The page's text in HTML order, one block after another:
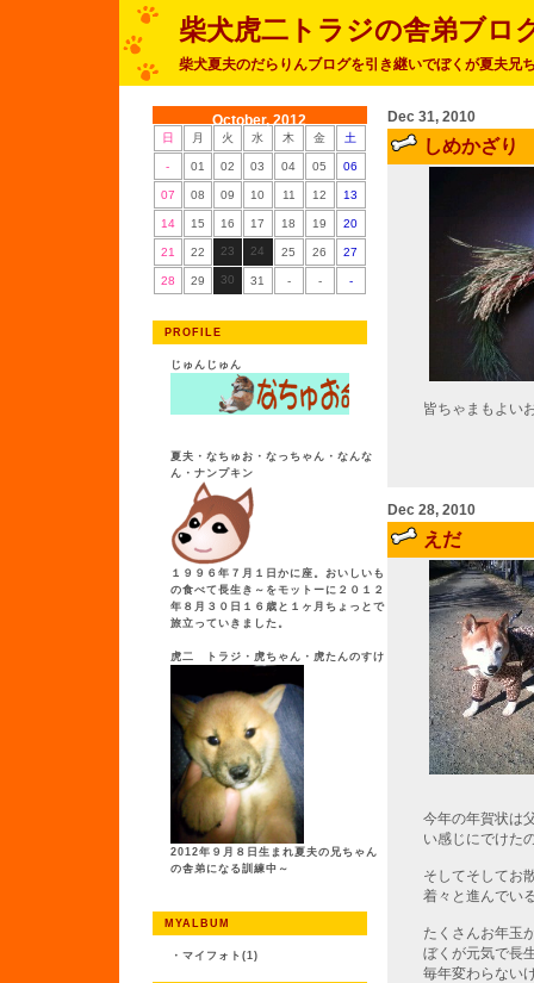
柴犬虎二トラジの舎弟ブロ
柴犬夏夫のだらりんブログを引き継いでぼくが夏夫兄
October, 2012
日 月 火 水 木 金 土
- 01 02 03 04 05 06
07 08 09 10 11 12 13
14 15 16 17 18 19 20
21 22 23 24 25 26 27
28 29 30 31 - - -
PROFILE
じゅんじゅん
夏夫・なちゅお・なっちゃん・なんな
ん・ナンプキン
１９９６年７月１日かに座。おいしいも
の食べて長生き～をモットーに２０１２
年８月３０日１６歳と１ヶ月ちょっとで
旅立っていきました。
虎二 トラジ・虎ちゃん・虎たんのすけ
2012年９月８日生まれ夏夫の兄ちゃん
の舎弟になる訓練中～
MYALBUM
・ マイフォト(1)
Dec 31, 2010
しめかざり
皆ちゃまもよい
Dec 28, 2010
えだ
今年の年賀状は
い感じにでけた
そしてそしてお
着々と進んでい
たくさんお年玉
ぼくが元気で長
毎年変わらな